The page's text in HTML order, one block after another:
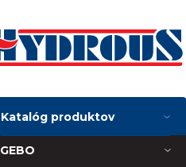
Katalóg produktov
GEBO